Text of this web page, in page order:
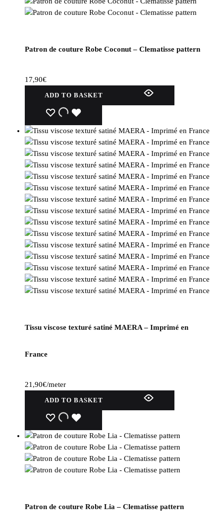
Patron de couture Robe Coconut – Clematisse pattern
17,90€
ADD TO BASKET
WISHLIST
WISHLIST
Tissu viscose texturé satiné MAERA – Imprimé en
France
21,90€/meter
ADD TO BASKET
WISHLIST
WISHLIST
Patron de couture Robe Lia – Clematisse pattern